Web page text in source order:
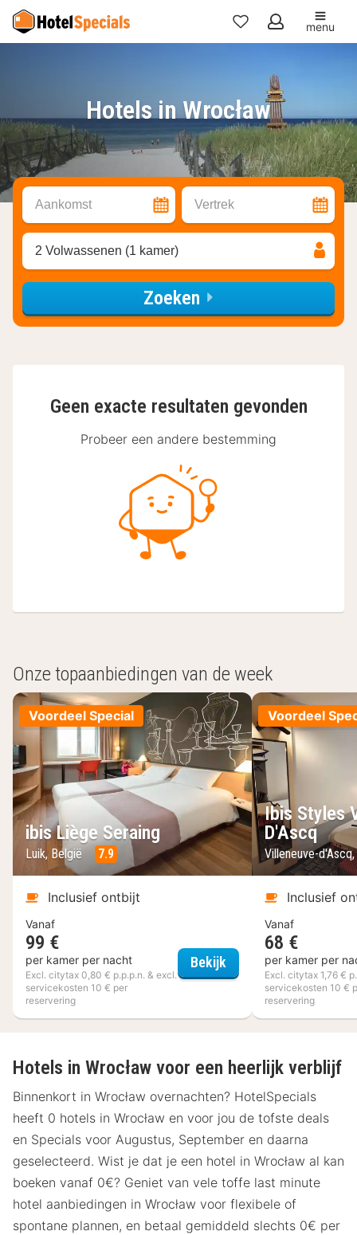
Mijn
menu
Hotels in Wrocław
Aankomst Vertrek
2 Volwassenen (1 kamer)
Zoeken
Geen exacte resultaten gevonden
Probeer een andere bestemming
Onze topaanbiedingen van de week
Voordeel Special
ibis Liège Seraing
Luik, België 7.9
Inclusief ontbijt
Vanaf
99 €
per kamer per nacht
Excl. citytax 0,80 € p.p.p.n. & excl.
servicekosten 10 € per
reservering
Bekijk ibis Liège Seraing
Voordeel
Ibis Styles
D'Ascq
Villeneuve-
Inclusief
Vanaf
68 €
per kamer per
Excl. citytax 1,76 €
servicekosten 10 €
reservering
Hotels in Wrocław voor een heerlijk verblijf
Binnenkort in Wrocław overnachten? HotelSpecials
heeft 0 hotels in Wrocław en voor jou de tofste deals
en Specials voor Augustus, September en daarna
geselecteerd. Wist je dat je een hotel in Wrocław al kan
boeken vanaf 0€? Geniet van vele toffe last minute
hotel aanbiedingen in Wrocław voor flexibele of
spontane plannen, en betaal gemiddeld slechts 0€ per